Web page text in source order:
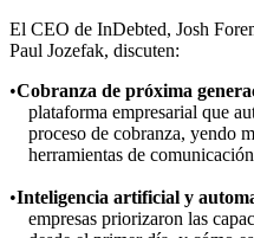
El CEO de InDebted, Josh
Paul Jozefak, discuten:
Cobranza de próxima
plataforma empresarial que
proceso de cobranza, yendo
herramientas de comunicación
Inteligencia artificial y
empresas priorizaron las